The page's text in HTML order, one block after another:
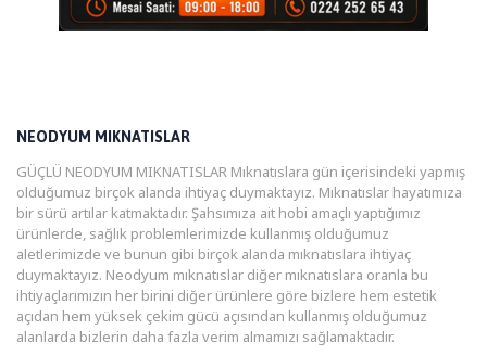
NEODYUM MIKNATISLAR
GÜÇLÜ NEODYUM MIKNATISLAR Mıknatıslara gün içerisindeki yapmış
olduğumuz birçok alanda ihtiyaç duymaktayız. Mıknatıslar hayatımıza
bir sürü artılar katmaktadır. Şahsımıza ait hobi amaçlı yaptığımız
ürünlerde, sağlık problemlerimizde kullanmış olduğumuz
aletlerimizde ve bunun gibi birçok alanda mıknatıslara ihtiyaç
duymaktayız. Neodyum mıknatıslar diğer mıknatıslara oranla bu
ihtiyaçlarımızın her birini diğer ürünlere göre bizlere hem estetik
açıdan hem yüksek çekim gücü açısından kullanmış olduğumuz
alanlarda bizlerin daha fazla verim almamızı sağlamaktadır.